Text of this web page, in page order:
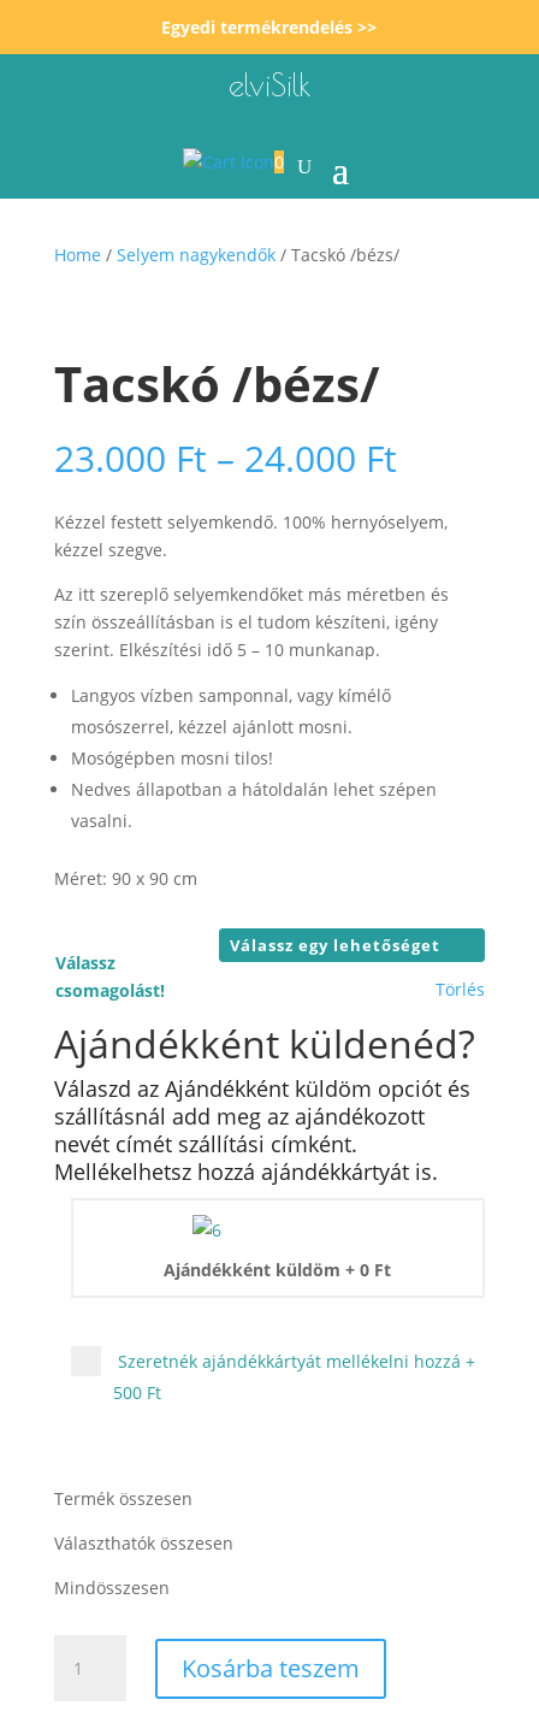
Egyedi termékrendelés >>
elviSilk
0
Home / Selyem nagykendők/ Tacskó /bézs/
Tacskó /bézs/
23.000 Ft – 24.000 Ft
23.000
-
24.000
Kézzel festett selyemkendő. 100% hernyóselyem,
kézzel szegve.
Az itt szereplő selyemkendőket más méretben és
szín összeállításban is el tudom készíteni, igény
szerint. Elkészítési idő 5 – 10 munkanap.
Langyos vízben samponnal, vagy kímélő
mosószerrel, kézzel ajánlott mosni.
Mosógépben mosni tilos!
Nedves állapotban a hátoldalán lehet szépen
vasalni.
Méret: 90 x 90 cm
Válassz
csomagolást!
Törlés
Ajándékként küldenéd?
Válaszd az Ajándékként küldöm opciót és
szállításnál add meg az ajándékozott
nevét címét szállítási címként.
Mellékelhetsz hozzá ajándékkártyát is.
Ajándékként küldöm +0 Ft
Szeretnék ajándékkártyát mellékelni hozzá +
500 Ft
Termék összesen
Választhatók összesen
Mindösszesen
/bézs/
Kosárba teszem